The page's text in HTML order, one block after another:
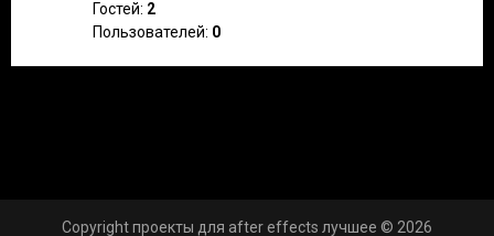
Гостей: 2
Пользователей: 0
Copyright проекты для after effects лучшее © 2026